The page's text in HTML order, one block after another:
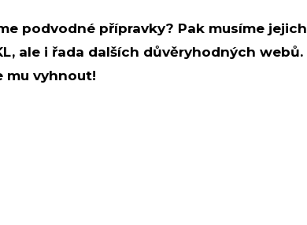
podvodné přípravky? Pak musíme jejich
ale i řada dalších důvěryhodných webů.
mu vyhnout!